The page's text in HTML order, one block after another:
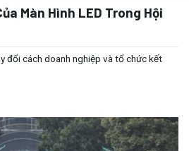
Màn Hình LED Trong Hội
đổi cách doanh nghiệp và tổ chức kết